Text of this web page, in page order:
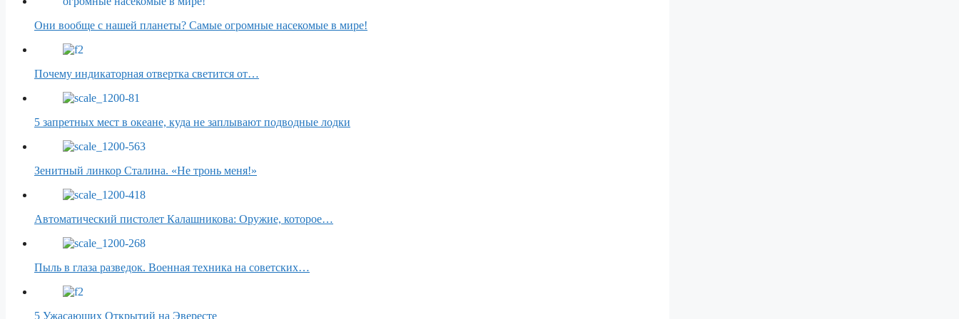
Они вообще с нашей планеты? Самые огромные насекомые в мире!
Почему индикаторная отвертка светится от…
5 запретных мест в океане, куда не заплывают подводные лодки
Зенитный линкор Сталина. «Не тронь меня!»
Автоматический пистолет Калашникова: Оружие, которое…
Пыль в глаза разведок. Военная техника на советских…
5 Ужасающих Открытий на Эвересте